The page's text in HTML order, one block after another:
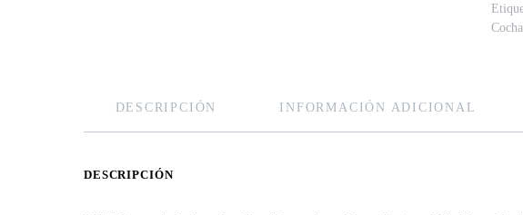
DESCRIPCIÓN INFORMACIÓN ADICIONAL
DESCRIPCIÓN